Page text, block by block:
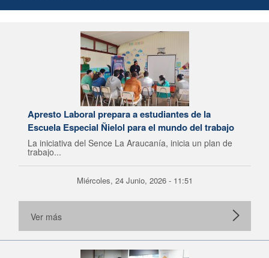
Apresto Laboral prepara a estudiantes de la
Escuela Especial Ñielol para el mundo del trabajo
La iniciativa del Sence La Araucanía, inicia un plan de
trabajo...
Miércoles, 24 Junio, 2026 - 11:51
Ver más